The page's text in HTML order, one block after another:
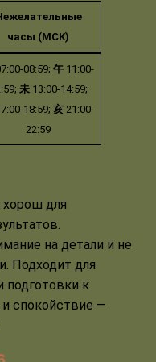
часы (МСК)
08:59; 午 11:00-
未13:00-14:59;
18:59; 亥 21:00-
22:59
для
на детали и не
Подходит для
подготовки к
спокойствие —